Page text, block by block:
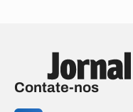
Contate-nos